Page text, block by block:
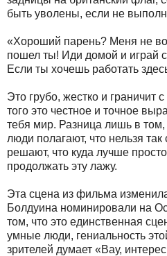
быть уволены, если не
«Хороший парень? Меня не
пошел ты! Иди домой и играй
Если ты хочешь работать
Это грубо, жестко и граничит
того это честное и точное
тебя мир. Разница лишь в
люди полагают, что нельзя так
решают, что куда лучше
продолжать эту лажу.
Эта сцена из фильма
Болдуина номинировали на
том, что это единственная
умные люди, гениальность
зрителей думает «Вау,